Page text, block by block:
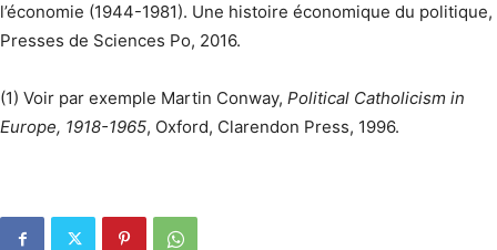
l’économie (1944-1981). Une histoire économique du politique,
Presses de Sciences Po, 2016.
(1) Voir par exemple Martin Conway, Political Catholicism in
Europe, 1918-1965, Oxford, Clarendon Press, 1996.